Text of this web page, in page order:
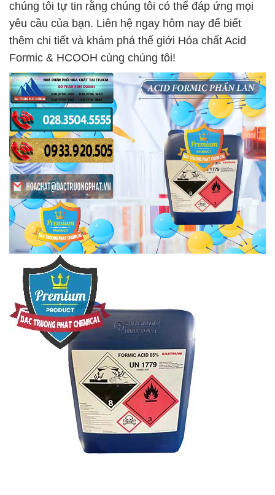
chúng tôi tự tin rằng chúng tôi có thể đáp ứng mọi
yêu cầu của bạn. Liên hệ ngay hôm nay để biết
thêm chi tiết và khám phá thế giới Hóa chất Acid
Formic & HCOOH cùng chúng tôi!